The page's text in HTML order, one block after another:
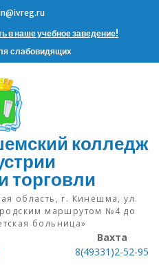
в наше учебное заведение!
слабовидящих
колледж
торговли
область, г. Кинешма, ул.
маршрутом №4 до
больница»
Вахта
8(49331)2-52-95